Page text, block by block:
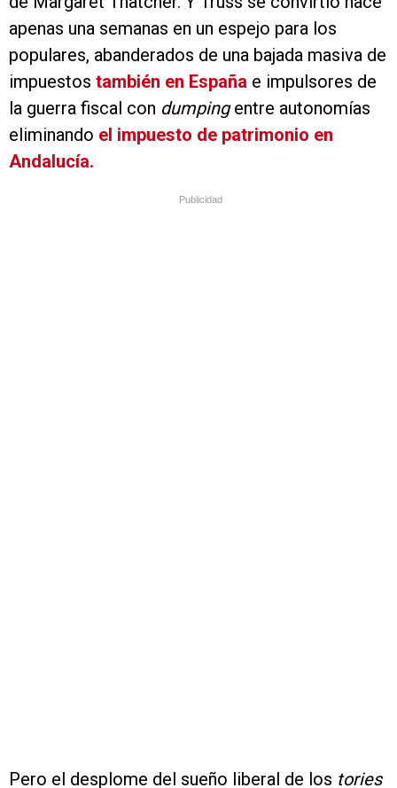
apenas una semanas en un espejo para los
populares, abanderados de una bajada masiva de
impuestos también en España e impulsores de
la guerra fiscal con dumpingentre autonomías
eliminando el impuesto de patrimonio en
Andalucía.
Publicidad
Pero el desplome del sueño liberal de los tories